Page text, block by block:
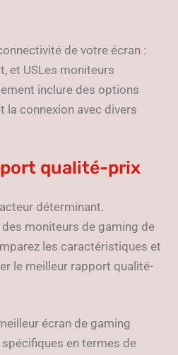
de votre écran :
et USLes moniteurs
inclure des options
la connexion avec divers
qualité-prix
déterminant.
moniteurs de gaming de
les caractéristiques et
le meilleur rapport qualité-
écran de gaming
en termes de